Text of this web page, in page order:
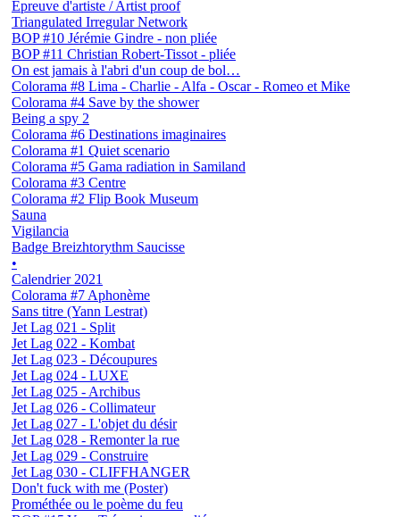
Épreuve d'artiste / Artist proof
Triangulated Irregular Network
BOP #10 Jérémie Gindre - non pliée
BOP #11 Christian Robert-Tissot - pliée
On est jamais à l'abri d'un coup de bol…
Colorama #8 Lima - Charlie - Alfa - Oscar - Romeo et Mike
Colorama #4 Save by the shower
Being a spy 2
Colorama #6 Destinations imaginaires
Colorama #1 Quiet scenario
Colorama #5 Gama radiation in Samiland
Colorama #3 Centre
Colorama #2 Flip Book Museum
Sauna
Vigilancia
Badge Breizhtorythm Saucisse
•
Calendrier 2021
Colorama #7 Aphonème
Sans titre (Yann Lestrat)
Jet Lag 021 - Split
Jet Lag 022 - Kombat
Jet Lag 023 - Découpures
Jet Lag 024 - LUXE
Jet Lag 025 - Archibus
Jet Lag 026 - Collimateur
Jet Lag 027 - L'objet du désir
Jet Lag 028 - Remonter la rue
Jet Lag 029 - Construire
Jet Lag 030 - CLIFFHANGER
Don't fuck with me (Poster)
Prométhée ou le poème du feu